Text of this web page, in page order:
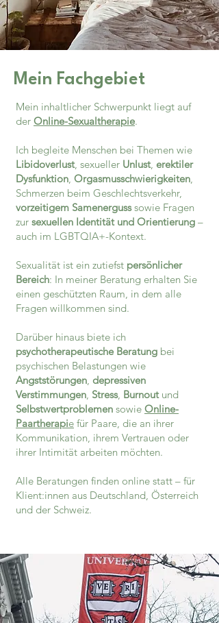
Mein Fachgebiet
Mein inhaltlicher Schwerpunkt liegt auf
der Online-Sexualtherapie.
Ich begleite Menschen bei Themen wie
Libidoverlust, sexueller Unlust, erektiler
Dysfunktion, Orgasmusschwierigkeiten,
Schmerzen beim Geschlechtsverkehr,
vorzeitigem Samenergusssowie Fragen
zur sexuellen Identität und Orientierung –
auch im LGBTQIA+-Kontext.
Sexualität ist ein zutiefst persönlicher
Bereich: In meiner Beratung erhalten Sie
einen geschützten Raum, in dem alle
Fragen willkommen sind.
Darüber hinaus biete ich
psychotherapeutische Beratung bei
psychischen Belastungen wie
Angststörungen, depressiven
Verstimmungen, Stress, Burnout und
Selbstwertproblemen sowie Online-
Paartherapie für Paare, die an ihrer
Kommunikation, ihrem Vertrauen oder
ihrer Intimität arbeiten möchten.
Alle Beratungen finden online statt – für
Klient:innen aus Deutschland, Österreich
und der Schweiz.